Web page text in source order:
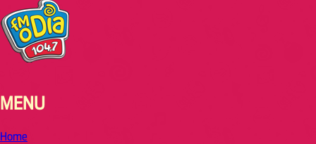
MENU
Home